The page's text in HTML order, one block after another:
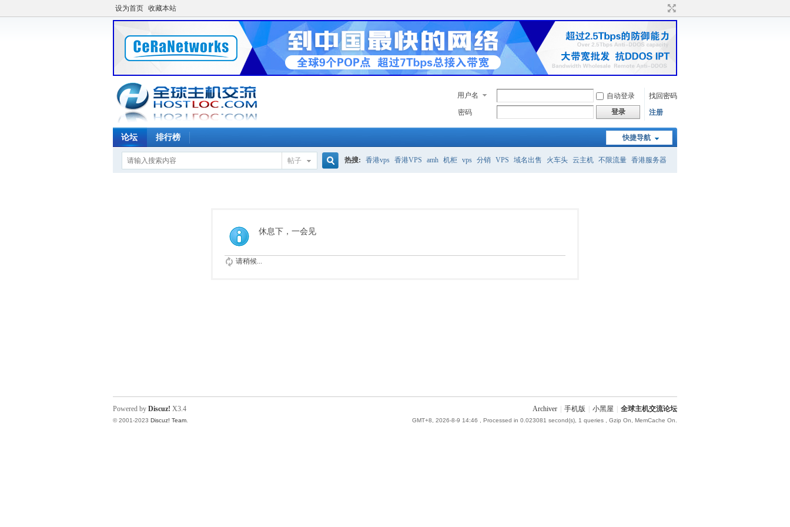
设为首页 收藏本站
用户名 自动登录
找回密码
密码
登录 注册
快捷导航
论坛 排行榜
帖子 热搜: 香港vps 香港VPS amh 机柜 vps 分销 VPS 域名出售 火车头 云主机 不限流量 香港服务器
休息下，一会见
请稍候...
Archiver 手机版 小黑屋 全球主机交流论坛
GMT+8, 2026-8-9 14:46 , Processed in 0.023081 second(s), 1 queries , Gzip On, MemCache On.
Powered by Discuz! X3.4
© 2001-2023 Discuz! Team